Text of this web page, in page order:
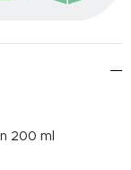
200 ml